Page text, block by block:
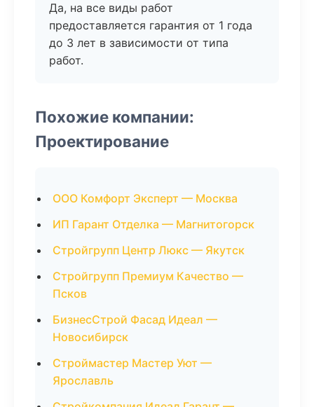
Да, на все виды работ
предоставляется гарантия от 1 года
до 3 лет в зависимости от типа
работ.
Похожие компании:
Проектирование
ООО Комфорт Эксперт — Москва
ИП Гарант Отделка — Магнитогорск
Стройгрупп Центр Люкс — Якутск
Стройгрупп Премиум Качество —
Псков
БизнесСтрой Фасад Идеал —
Новосибирск
Строймастер Мастер Уют —
Ярославль